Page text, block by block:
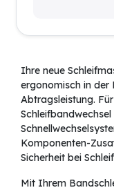
Ihre neue
ergonomisch in der
Abtragsleistung.
Komponenten-
Sicherheit bei
Mit Ihrem